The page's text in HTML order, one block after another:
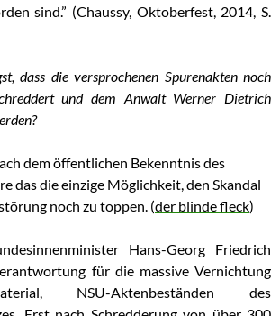
sind.” (Chaussy, Oktoberfest, 2014, S.
dass die versprochenen Spurenakten noch
und dem Anwalt Werner Dietrich
dem öffentlichen Bekenntnis des
das die einzige Möglichkeit, den Skandal
noch zu toppen. (der blinde fleck)
Hans-Georg Friedrich
für die massive Vernichtung
NSU-Aktenbeständen des